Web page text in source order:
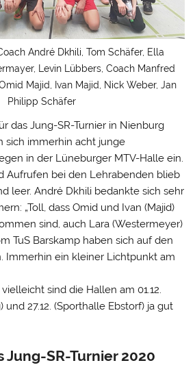
André Dkhili, Tom Schäfer, Ella
Levin Lübbers, Coach Manfred
Majid, Ivan Majid, Nick Weber, Jan
Philipp Schäfer
das Jung-SR-Turnier in Nienburg
sich immerhin acht junge
in der Lüneburger MTV-Halle ein.
Aufrufen bei den Lehrabenden blieb
leer. André Dkhili bedankte sich sehr
„Toll, dass Omid und Ivan (Majid)
sind, auch Lara (Westermeyer)
TuS Barskamp haben sich auf den
Immerhin ein kleiner Lichtpunkt am
sind die Hallen am 01.12.
27.12. (Sporthalle Ebstorf) ja gut
Jung-SR-Turnier 2020